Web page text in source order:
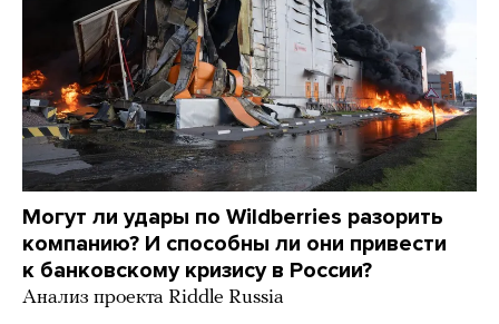
Могут ли удары по Wildberries разорить
компанию? И способны ли они привести
к банковскому кризису в России?
Анализ проекта Riddle Russia